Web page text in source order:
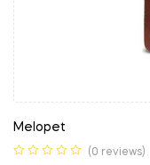
Melopet
(0 reviews)